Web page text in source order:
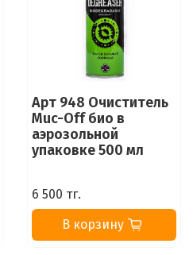
Арт 948 Очиститель
Muc-Off био в
аэрозольной
упаковке 500 мл
6 500 тг.
В корзину